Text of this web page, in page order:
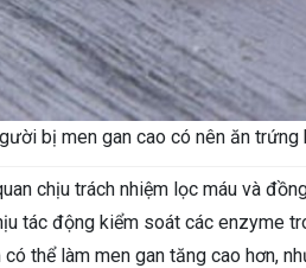
bị men gan cao có nên ăn
chịu trách nhiệm lọc máu và
tác động kiểm soát các enzyme
thể làm men gan tăng cao hơn,